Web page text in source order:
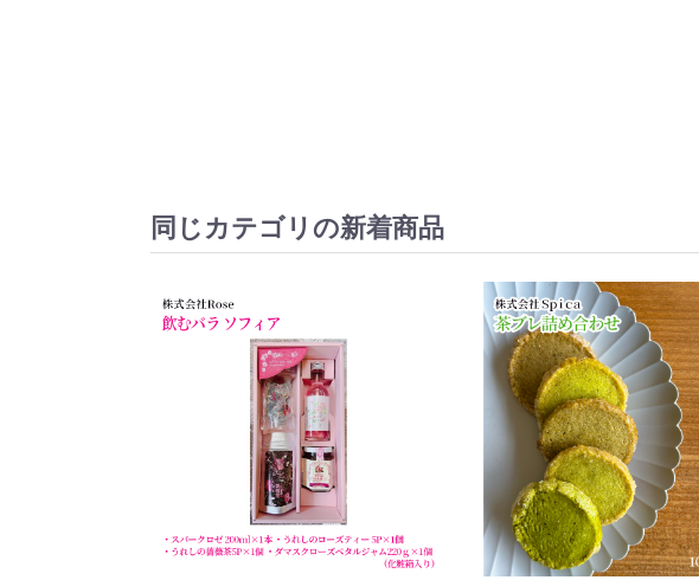
同じカテゴリの新着商品